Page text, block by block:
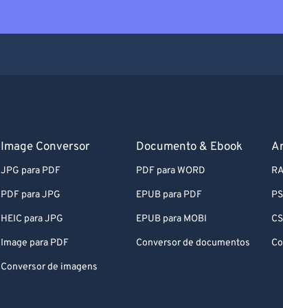
Image Conversor
JPG para PDF
PDF para JPG
HEIC para JPG
Image para PDF
Conversor de imagens
Documento & Ebook
PDF para WORD
EPUB para PDF
EPUB para MOBI
Conversor de documentos